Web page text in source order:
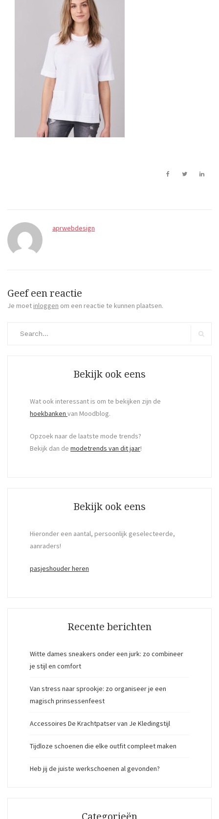
aprwebdesign
Geef een reactie
Je moet inloggen om een reactie te kunnen plaatsen.
Bekijk ook eens
Wat ook interessant is om te bekijken zijn de
hoekbanken van Moodblog.
Opzoek naar de laatste mode trends?
Bekijk dan de modetrends van dit jaar!
Bekijk ook eens
Hieronder een aantal, persoonlijk geselecteerde,
aanraders!
pasjeshouder heren
Recente berichten
Witte dames sneakers onder een jurk: zo combineer
je stijl en comfort
Van stress naar sprookje: zo organiseer je een
magisch prinsessenfeest
Accessoires De Krachtpatser van Je Kledingstijl
Tijdloze schoenen die elke outfit compleet maken
Heb jij de juiste werkschoenen al gevonden?